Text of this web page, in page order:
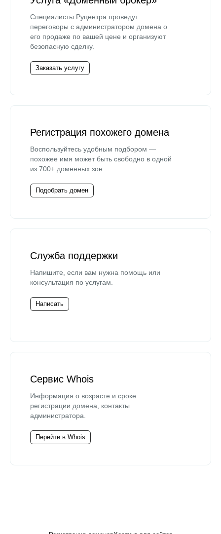
Специалисты Руцентра проведут
переговоры с администратором домена о
его продаже по вашей цене и организуют
безопасную сделку.
Заказать услугу
Регистрация похожего домена
Воспользуйтесь удобным подбором —
похожее имя может быть свободно в одной
из 700+ доменных зон.
Подобрать домен
Служба поддержки
Напишите, если вам нужна помощь или
консультация по услугам.
Написать
Сервис Whois
Информация о возрасте и сроке
регистрации домена, контакты
администратора.
Перейти в Whois